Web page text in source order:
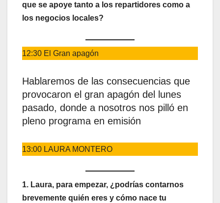
que se apoye tanto a los repartidores como a
los negocios locales?
12:30 El Gran apagón
Hablaremos de las consecuencias que
provocaron el gran apagón del lunes
pasado, donde a nosotros nos pilló en
pleno programa en emisión
13:00 LAURA MONTERO
1. Laura, para empezar, ¿podrías contarnos
brevemente quién eres y cómo nace tu